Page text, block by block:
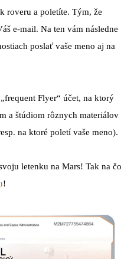
roveru a poletíte. Tým, že
e-mail. Na ten vám následne
poslať vaše meno aj na
Flyer“ účet, na ktorý
a štúdiom rôznych materiálov
na ktoré poletí vaše meno).
letenku na Mars! Tak na čo
!